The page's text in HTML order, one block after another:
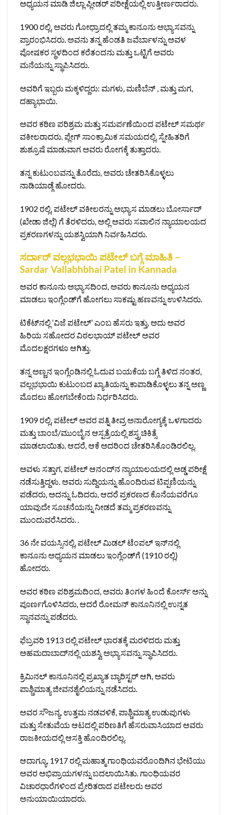
ಅಧ್ಯಯನ ಮಾಡಿ ಜಿಲ್ಲಾ ಪ್ಲೀಡರ್ ಪರೀಕ್ಷೆಯಲ್ಲಿ ಉತ್ತೀರ್ಣರಾದರು.
1900 ರಲ್ಲಿ, ಅವರು ಗೋಧ್ರಾದಲ್ಲಿ ತಮ್ಮ ಕಾನೂನು ಅಭ್ಯಾಸವನ್ನು
ಪ್ರಾರಂಭಿಸಿದರು. ಅವನು ತನ್ನ ಹೆಂಡತಿ ಜವೆರ್ಬಾಳನ್ನು ಅವಳ
ಪೋಷಕರ ಸ್ಥಳದಿಂದ ಕರೆತಂದನು ಮತ್ತು ಒಟ್ಟಿಗೆ ಅವರು
ಮನೆಯನ್ನು ಸ್ಥಾಪಿಸಿದರು.
ಅವರಿಗೆ ಇಬ್ಬರು ಮಕ್ಕಳಿದ್ದರು: ಮಗಳು, ಮಣಿಬೆನ್ , ಮತ್ತು ಮಗ,
ದಹ್ಯಾಭಾಯಿ.
ಅವರ ಕಠಿಣ ಪರಿಶ್ರಮ ಮತ್ತು ಸಮರ್ಪಣೆಯಿಂದ ಪಟೇಲ್ ಸಮರ್ಥ
ವಕೀಲರಾದರು. ಪ್ಲೇಗ್ ಸಾಂಕ್ರಾಮಿಕ ಸಮಯದಲ್ಲಿ, ಸ್ನೇಹಿತರಿಗೆ
ಶುಶ್ರೂಷೆ ಮಾಡುವಾಗ ಅವರು ರೋಗಕ್ಕೆ ತುತ್ತಾದರು.
ತನ್ನ ಕುಟುಂಬವನ್ನು ತೊರೆದು, ಅವರು ಚೇತರಿಸಿಕೊಳ್ಳಲು
ನಾಡಿಯಾಡ್ಗೆ ಹೋದರು.
1902 ರಲ್ಲಿ, ಪಟೇಲ್ ವಕೀಲರನ್ನು ಅಭ್ಯಾಸ ಮಾಡಲು ಬೋರ್ಸಾದ್
(ಖೇಡಾ ಜಿಲ್ಲೆ) ಗೆ ತೆರಳಿದರು, ಅಲ್ಲಿ ಅವರು ಸವಾಲಿನ ನ್ಯಾಯಾಲಯದ
ಪ್ರಕರಣಗಳನ್ನು ಯಶಸ್ವಿಯಾಗಿ ನಿರ್ವಹಿಸಿದರು.
ಸರ್ದಾರ್ ವಲ್ಲಭಭಾಯಿ ಪಟೇಲ್ ಬಗ್ಗೆ ಮಾಹಿತಿ –
Sardar Vallabhbhai Patel in Kannada
ಅವರ ಕಾನೂನು ಅಭ್ಯಾಸದಿಂದ, ಅವರು ಕಾನೂನು ಅಧ್ಯಯನ
ಮಾಡಲು ಇಂಗ್ಲೆಂಡ್‌ಗೆ ಹೋಗಲು ಸಾಕಷ್ಟು ಹಣವನ್ನು ಉಳಿಸಿದರು.
ಟಿಕೆಟ್‌ನಲ್ಲಿ ‘ವಿಜೆ ಪಟೇಲ್’ ಎಂಬ ಹೆಸರು ಇತ್ತು, ಅದು ಅವರ
ಹಿರಿಯ ಸಹೋದರ ವಿಠಲಭಾಯ್ ಪಟೇಲ್ ಅವರ
ಮೊದಲಕ್ಷರಗಳೂ ಆಗಿತ್ತು.
ತನ್ನ ಅಣ್ಣನ ಇಂಗ್ಲೆಂಡಿನಲ್ಲಿ ಓದುವ ಬಯಕೆಯ ಬಗ್ಗೆ ತಿಳಿದ ನಂತರ,
ವಲ್ಲಭಭಾಯಿ ಕುಟುಂಬದ ಖ್ಯಾತಿಯನ್ನು ಕಾಪಾಡಿಕೊಳ್ಳಲು ತನ್ನ ಅಣ್ಣ
ಮೊದಲು ಹೋಗಬೇಕೆಂದು ನಿರ್ಧರಿಸಿದರು.
1909 ರಲ್ಲಿ, ಪಟೇಲ್ ಅವರ ಪತ್ನಿ ತೀವ್ರ ಅನಾರೋಗ್ಯಕ್ಕೆ ಒಳಗಾದರು
ಮತ್ತು ಬಾಂಬೆ/ಮುಂಬೈನ ಆಸ್ಪತ್ರೆಯಲ್ಲಿ ಶಸ್ತ್ರಚಿಕಿತ್ಸೆ
ಮಾಡಲಾಯಿತು. ಆದರೆ, ಆಕೆ ಅದರಿಂದ ಚೇತರಿಸಿಕೊಂಡಿರಲಿಲ್ಲ.
ಅವಳು ಸತ್ತಾಗ, ಪಟೇಲ್ ಆನಂದ್‌ನ ನ್ಯಾಯಾಲಯದಲ್ಲಿ ಅಡ್ಡ ಪರೀಕ್ಷೆ
ನಡೆಸುತ್ತಿದ್ದಳು. ಅವರು ಸುದ್ದಿಯನ್ನು ಹೊಂದಿರುವ ಟಿಪ್ಪಣಿಯನ್ನು
ಪಡೆದರು, ಅದನ್ನು ಓದಿದರು, ಆದರೆ ಪ್ರಕರಣದ ಕೊನೆಯವರೆಗೂ
ಯಾವುದೇ ಸೂಚನೆಯನ್ನು ನೀಡದೆ ತಮ್ಮ ಪ್ರಕರಣವನ್ನು
ಮುಂದುವರೆಸಿದರು. .
36 ನೇ ವಯಸ್ಸಿನಲ್ಲಿ, ಪಟೇಲ್ ಮಿಡಲ್ ಟೆಂಪಲ್ ಇನ್‌ನಲ್ಲಿ
ಕಾನೂನು ಅಧ್ಯಯನ ಮಾಡಲು ಇಂಗ್ಲೆಂಡ್‌ಗೆ (1910 ರಲ್ಲಿ)
ಹೋದರು.
ಅವರ ಕಠಿಣ ಪರಿಶ್ರಮದಿಂದ, ಅವರು ತಿಂಗಳ ಹಿಂದೆ ಕೋರ್ಸ್ ಅನ್ನು
ಪೂರ್ಣಗೊಳಿಸಿದರು, ಆದರೆ ರೋಮನ್ ಕಾನೂನಿನಲ್ಲಿ ಉನ್ನತ
ಸ್ಥಾನವನ್ನು ಪಡೆದರು.
ಫೆಬ್ರವರಿ 1913 ರಲ್ಲಿ ಪಟೇಲ್ ಭಾರತಕ್ಕೆ ಮರಳಿದರು ಮತ್ತು
ಅಹಮದಾಬಾದ್‌ನಲ್ಲಿ ಯಶಸ್ವಿ ಅಭ್ಯಾಸವನ್ನು ಸ್ಥಾಪಿಸಿದರು.
ಕ್ರಿಮಿನಲ್ ಕಾನೂನಿನಲ್ಲಿ ಪ್ರಖ್ಯಾತ ಬ್ಯಾರಿಸ್ಟರ್ ಆಗಿ, ಅವರು
ಪಾಶ್ಚಿಮಾತ್ಯ ಜೀವನಶೈಲಿಯನ್ನು ನಡೆಸಿದರು.
ಅವರ ಸೌಜನ್ಯ, ಉತ್ತಮ ನಡವಳಿಕೆ, ಪಾಶ್ಚಿಮಾತ್ಯ ಉಡುಪುಗಳು
ಮತ್ತು ಸೇತುವೆಯ ಆಟದಲ್ಲಿ ಪರಿಣತಿಗೆ ಹೆಸರುವಾಸಿಯಾದ ಅವರು
ರಾಜಕೀಯದಲ್ಲಿ ಆಸಕ್ತಿ ಹೊಂದಿರಲಿಲ್ಲ.
ಆದಾಗ್ಯೂ, 1917 ರಲ್ಲಿ ಮಹಾತ್ಮ ಗಾಂಧಿಯವರೊಂದಿಗಿನ ಭೇಟಿಯು
ಅವರ ಅಭಿಪ್ರಾಯಗಳನ್ನು ಬದಲಾಯಿಸಿತು. ಗಾಂಧಿಯವರ
ವಿಚಾರಧಾರೆಗಳಿಂದ ಪ್ರೇರಿತರಾದ ಪಟೇಲರು ಅವರ
ಅನುಯಾಯಿಯಾದರು.